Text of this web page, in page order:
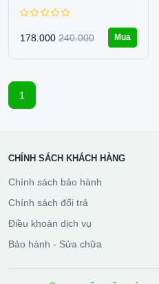
178.000 240.000 Mua
1
CHÍNH SÁCH KHÁCH HÀNG
Chính sách bảo hành
Chính sách đổi trả
Điều khoản dịch vụ
Bảo hành - Sửa chữa